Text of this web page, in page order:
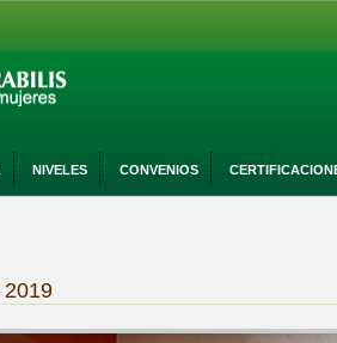
NIVELES CONVENIOS
2019